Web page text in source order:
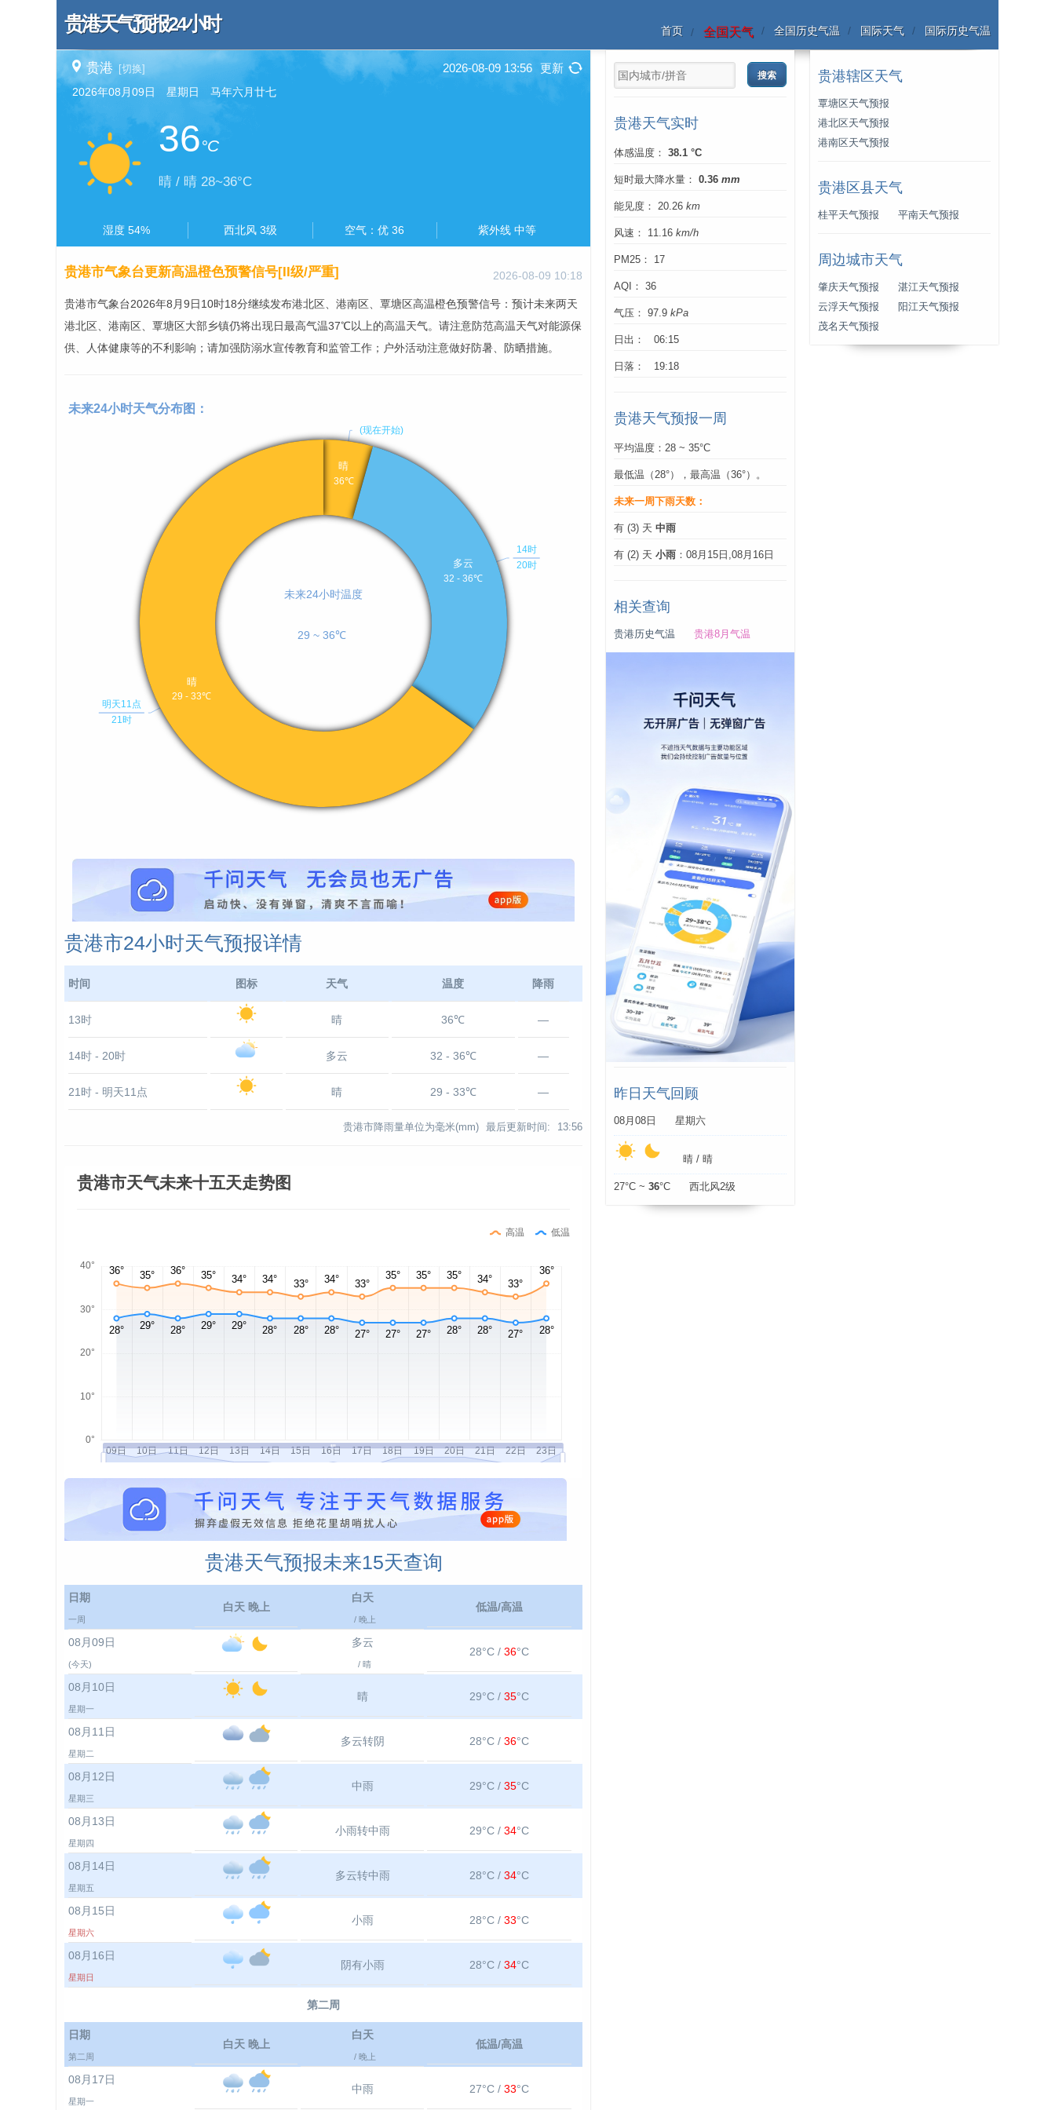
贵港天气预报24小时 首页 全国天气 全国历史气温 国际天气 国际历史气温
贵港 [切换] 2026-08-09 13:56 更新
2026年08月09日 星期日 马年六月廿七
36°C
晴 / 晴 28~36°C
湿度 54% 西北风 3级 空气：优 36 紫外线 中等
2026-08-09 10:18
贵港市气象台更新高温橙色预警信号[II级/严重]
贵港市气象台2026年8月9日10时18分继续发布港北区、港南区、覃塘区高温橙色预警信号：预计未来两天
港北区、港南区、覃塘区大部乡镇仍将出现日最高气温37℃以上的高温天气。请注意防范高温天气对能源保
供、人体健康等的不利影响；请加强防溺水宣传教育和监管工作；户外活动注意做好防暑、防晒措施。
贵港市24小时天气预报详情
时间 图标 天气 温度 降雨
13时 晴 36℃ —
14时 - 20时 多云 32 - 36℃ —
21时 - 明天11点 晴 29 - 33℃ —
贵港市降雨量单位为毫米(mm) 最后更新时间: 13:56
贵港市天气未来十五天走势图
高温 低温
贵港天气预报未来15天查询
日期
一周
白天 晚上
白天
/ 晚上
低温/高温
08月09日
(今天)
多云
/ 晴
28°C /36°C
08月10日
星期一
晴 29°C /35°C
08月11日
星期二
多云转阴 28°C /36°C
08月12日
星期三
中雨 29°C /35°C
08月13日
星期四
小雨转中雨 29°C /34°C
08月14日
星期五
多云转中雨 28°C /34°C
08月15日
星期六
小雨 28°C /33°C
08月16日
星期日
阴有小雨 28°C /34°C
第二周
日期
第二周
白天 晚上
白天
/ 晚上
低温/高温
08月17日
星期一
中雨 27°C /33°C
贵港天气实时
体感温度： 38.1 °C
短时最大降水量： 0.36 mm
能见度： 20.26 km
风速： 11.16 km/h
PM25： 17
AQI： 36
气压： 97.9 kPa
日出： 06:15
日落： 19:18
贵港天气预报一周
平均温度：28 ~ 35°C
最低温（28°），最高温（36°）。
未来一周下雨天数：
有 (3) 天 中雨
有 (2) 天 小雨 ：08月15日,08月16日
相关查询
贵港历史气温 贵港8月气温
昨日天气回顾
08月08日 星期六
晴 / 晴
27°C ~ 36°C 西北风2级
贵港辖区天气
覃塘区天气预报
港北区天气预报
港南区天气预报
贵港区县天气
桂平天气预报 平南天气预报
周边城市天气
肇庆天气预报
湛江天气预报
云浮天气预报
阳江天气预报
茂名天气预报